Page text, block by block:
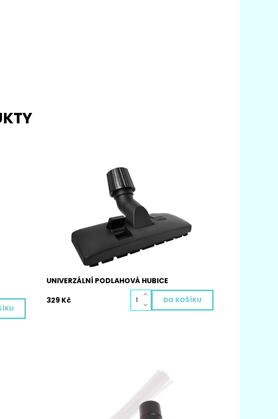
Univerzální podlahová hubice s průměrem 28
mm do 37 je vhodná pro všechny typy
vysavačů na koberce i parkety díky stahovací
gumě uvnitř závitu, která se utahováním závitu
smršťuje, a tak lze rozměr upravit pro jakýkoliv
Dostupnost:
Skladem
UNIVERZÁLNÍ PODLAHOVÁ HUBICE
329 Kč
Univerzální brčková hubice je vhodná pro
všechny vysavače s kulatou trubkou o průměru
32 a 35 mm je vhodná k vysávání těžko
dostupných míst a mezer. Brčkový vysavačový
obsahuje 30 dutých brček o průměru 2mm.